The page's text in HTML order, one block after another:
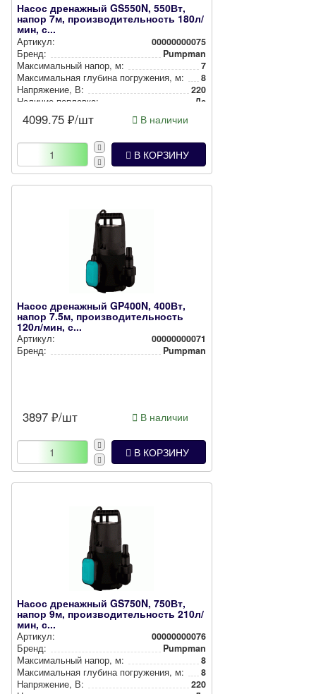
Насос дренажный GS550N, 550Вт,
напор 7м, производительность 180л/
мин, с...
Артикул:
00000000075
Бренд:
Pumpman
Мак­си­маль­ный напор, м:
7
Мак­си­маль­ная глубина пог­ру­же­ния, м:
8
Нап­ря­же­ние, В:
220
Наличие поплавка:
Да
4099.75 ₽/шт В наличии
В КОРЗИНУ
Насос дренажный GP400N, 400Вт,
напор 7.5м, производительность
120л/мин, с...
Артикул:
00000000071
Бренд:
Pumpman
3897 ₽/шт В наличии
В КОРЗИНУ
Насос дренажный GS750N, 750Вт,
напор 9м, производительность 210л/
мин, с...
Артикул:
00000000076
Бренд:
Pumpman
Мак­си­маль­ный напор, м:
8
Мак­си­маль­ная глубина пог­ру­же­ния, м:
8
Нап­ря­же­ние, В:
220